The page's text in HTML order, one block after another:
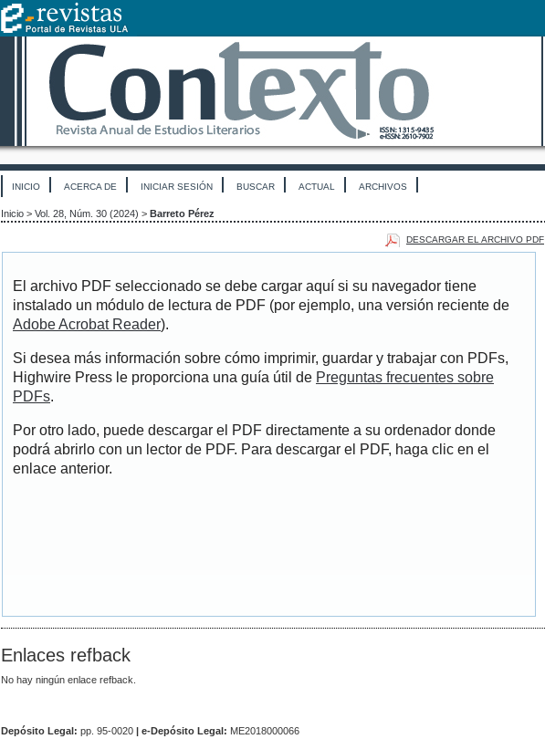
INICIO ACERCA DE INICIAR SESIÓN BUSCAR ACTUAL ARCHIVOS
Inicio > Vol. 28, Núm. 30 (2024) > Barreto Pérez
DESCARGAR EL ARCHIVO PDF
El archivo PDF seleccionado se debe cargar aquí si su navegador tiene
instalado un módulo de lectura de PDF (por ejemplo, una versión reciente de
Adobe Acrobat Reader).
Si desea más información sobre cómo imprimir, guardar y trabajar con PDFs,
Highwire Press le proporciona una guía útil de Preguntas frecuentes sobre
PDFs.
Por otro lado, puede descargar el PDF directamente a su ordenador donde
podrá abrirlo con un lector de PDF. Para descargar el PDF, haga clic en el
enlace anterior.
Enlaces refback
No hay ningún enlace refback.
Depósito Legal: pp. 95-0020 | e-Depósito Legal: ME2018000066